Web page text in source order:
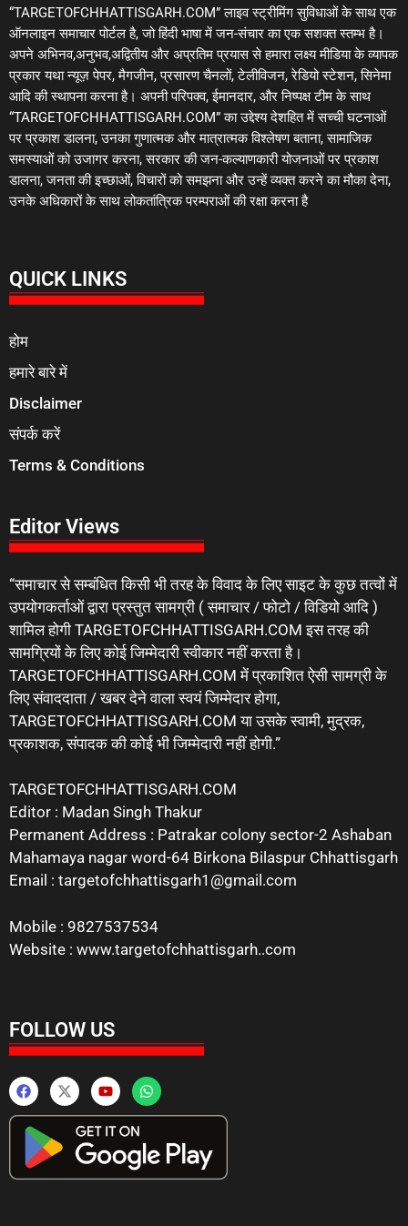
“TARGETOFCHHATTISGARH.COM” लाइव स्ट्रीमिंग सुविधाओं के साथ एक
ऑनलाइन समाचार पोर्टल है, जो हिंदी भाषा में जन-संचार का एक सशक्त स्तम्भ है।
अपने अभिनव,अनुभव,अद्वितीय और अप्रतिम प्रयास से हमारा लक्ष्य मीडिया के व्यापक
प्रकार यथा न्यूज़ पेपर, मैगजीन, प्रसारण चैनलों, टेलीविजन, रेडियो स्टेशन, सिनेमा
आदि की स्थापना करना है। अपनी परिपक्व, ईमानदार, और निष्पक्ष टीम के साथ
“TARGETOFCHHATTISGARH.COM” का उद्देश्य देशहित में सच्ची घटनाओं
पर प्रकाश डालना, उनका गुणात्मक और मात्रात्मक विश्लेषण बताना, सामाजिक
समस्याओं को उजागर करना, सरकार की जन-कल्याणकारी योजनाओं पर प्रकाश
डालना, जनता की इच्छाओं, विचारों को समझना और उन्हें व्यक्त करने का मौका देना,
उनके अधिकारों के साथ लोकतांत्रिक परम्पराओं की रक्षा करना है
QUICK LINKS
होम
हमारे बारे में
Disclaimer
संपर्क करें
Terms & Conditions
Editor Views
“समाचार से सम्बंधित किसी भी तरह के विवाद के लिए साइट के कुछ तत्वों में
उपयोगकर्ताओं द्वारा प्रस्तुत सामग्री ( समाचार / फोटो / विडियो आदि )
शामिल होगी TARGETOFCHHATTISGARH.COM इस तरह की
सामग्रियों के लिए कोई जिम्मेदारी स्वीकार नहीं करता है।
TARGETOFCHHATTISGARH.COM में प्रकाशित ऐसी सामग्री के
लिए संवाददाता / खबर देने वाला स्वयं जिम्मेदार होगा,
TARGETOFCHHATTISGARH.COM या उसके स्वामी, मुद्रक,
प्रकाशक, संपादक की कोई भी जिम्मेदारी नहीं होगी.”
TARGETOFCHHATTISGARH.COM
Editor : Madan Singh Thakur
Permanent Address : Patrakar colony sector-2 Ashaban
Mahamaya nagar word-64 Birkona Bilaspur Chhattisgarh
Email : targetofchhattisgarh1@gmail.com
Mobile : 9827537534
Website : www.targetofchhattisgarh..com
FOLLOW US